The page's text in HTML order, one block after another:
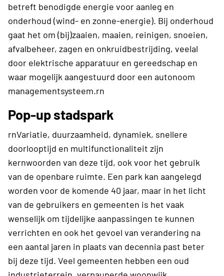
betreft benodigde energie voor aanleg en
onderhoud (wind- en zonne-energie). Bij onderhoud
gaat het om (bij)zaaien, maaien, reinigen, snoeien,
afvalbeheer, zagen en onkruidbestrijding, veelal
door elektrische apparatuur en gereedschap en
waar mogelijk aangestuurd door een autonoom
managementsysteem.rn
Pop-up stadspark
rnVariatie, duurzaamheid, dynamiek, snellere
doorlooptijd en multifunctionaliteit zijn
kernwoorden van deze tijd, ook voor het gebruik
van de openbare ruimte. Een park kan aangelegd
worden voor de komende 40 jaar, maar in het licht
van de gebruikers en gemeenten is het vaak
wenselijk om tijdelijke aanpassingen te kunnen
verrichten en ook het gevoel van verandering na
een aantal jaren in plaats van decennia past beter
bij deze tijd. Veel gemeenten hebben een oud